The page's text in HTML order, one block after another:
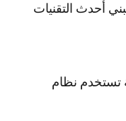
أحدث التقنيات
تستخدم نظام